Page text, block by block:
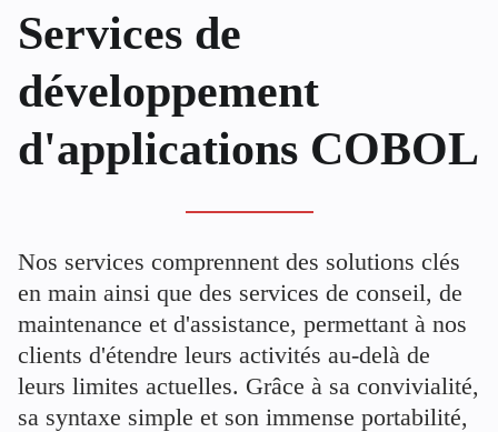
Services de
développement
d'applications COBOL
Nos services comprennent des solutions clés
en main ainsi que des services de conseil, de
maintenance et d'assistance, permettant à nos
clients d'étendre leurs activités au-delà de
leurs limites actuelles. Grâce à sa convivialité,
sa syntaxe simple et son immense portabilité,